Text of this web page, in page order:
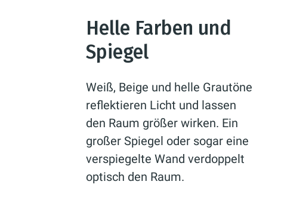
Helle Farben und
Spiegel
Weiß, Beige und helle Grautöne
reflektieren Licht und lassen
den Raum größer wirken. Ein
großer Spiegel oder sogar eine
verspiegelte Wand verdoppelt
optisch den Raum.